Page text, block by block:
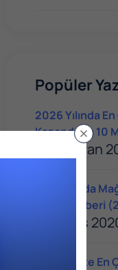
Popüler
2026 Yılında
Kazandıran 10
04 Haziran
Trendyol'da
Olma Rehberi
14 Mayıs
E-Ticarette En